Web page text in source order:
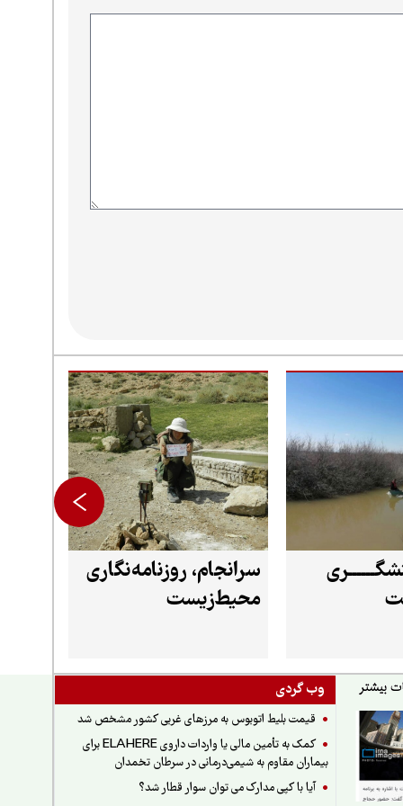
سرانجام، روزنامه‌نگاری
محیط‌زیست
وب گردی
قیمت بلیط اتوبوس به مرزهای غربی کشور مشخص شد
کمک به تأمین مالی یا واردات داروی ELAHERE برای
بیماران مقاوم به شیمی‌درمانی در سرطان تخمدان
آیا با کپی مدارک می توان سوار قطار شد؟